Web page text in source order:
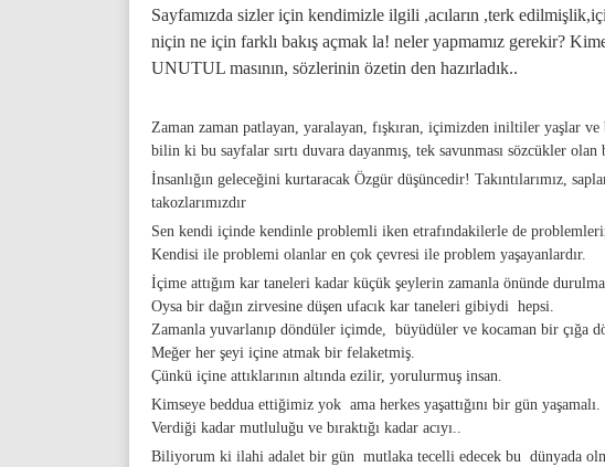
Sayfamızda sizler için kendimizle ilgili ,acıların ,terk
niçin ne için farklı bakış açmak la! neler yapmamız gerekir?
UNUTUL masının, sözlerinin özetin den hazırladık..
Zaman zaman patlayan, yaralayan, fışkıran, içimizden iniltiler yaşlar
bilin ki bu sayfalar sırtı duvara dayanmış, tek savunması sözcükler olan
İnsanlığın geleceğini kurtaracak Özgür düşüncedir! Takıntılarımız,
takozlarımızdır
Sen kendi içinde kendinle problemli iken etrafındakilerle de
Kendisi ile problemi olanlar en çok çevresi ile problem yaşayanlardır.
İçime attığım kar taneleri kadar küçük şeylerin zamanla önünde
Oysa bir dağın zirvesine düşen ufacık kar taneleri gibiydi hepsi.
Zamanla yuvarlanıp döndüler içimde, büyüdüler ve kocaman bir çığa
Meğer her şeyi içine atmak bir felaketmiş.
Çünkü içine attıklarının altında ezilir, yorulurmuş insan.
Kimseye beddua ettiğimiz yok ama herkes yaşattığını bir gün yaşamalı.
Verdiği kadar mutluluğu ve bıraktığı kadar acıyı..
Biliyorum ki ilahi adalet bir gün mutlaka tecelli edecek bu dünyada